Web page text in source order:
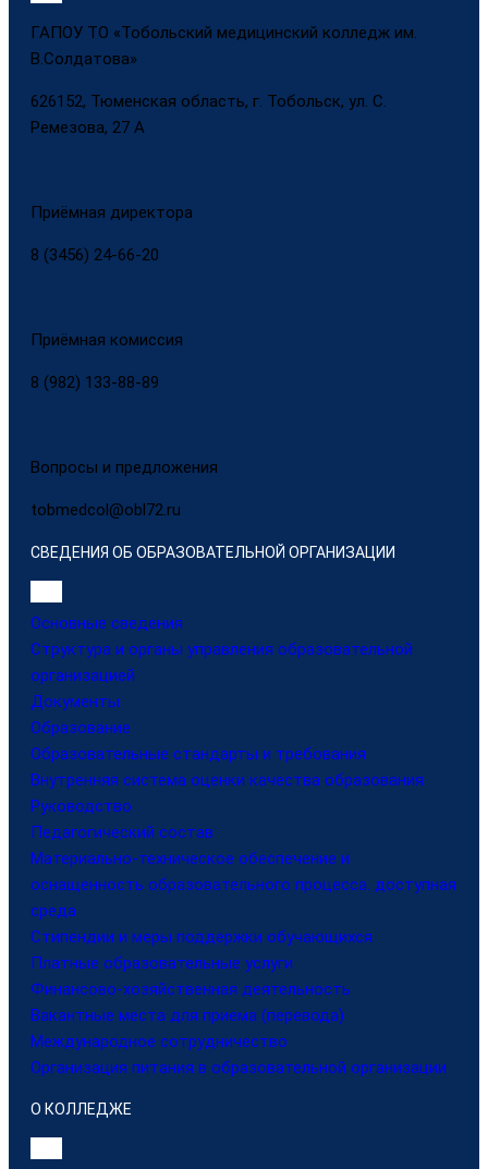
ГАПОУ ТО «Тобольский медицинский колледж им.
В.Солдатова»
626152, Тюменская область, г. Тобольск, ул. С.
Ремезова, 27 А
Приёмная директора
8 (3456) 24-66-20
Приёмная комиссия
8 (982) 133-88-89
Вопросы и предложения
tobmedcol@obl72.ru
СВЕДЕНИЯ ОБ ОБРАЗОВАТЕЛЬНОЙ ОРГАНИЗАЦИИ
Основные сведения
Структура и органы управления образовательной
организацией
Документы
Образование
Образовательные стандарты и требования
Внутренняя система оценки качества образования
Руководство
Педагогический состав
Материально-техническое обеспечение и
оснащенность образовательного процесса. доступная
среда
Стипендии и меры поддержки обучающихся
Платные образовательные услуги
Финансово-хозяйственная деятельность
Вакантные места для приема (перевода)
Международное сотрудничество
Организация питания в образовательной организации
О КОЛЛЕДЖЕ